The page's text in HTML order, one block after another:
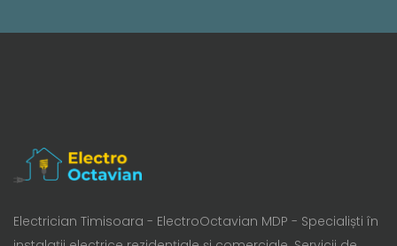
Electrician Timisoara - ElectroOctavian MDP - Specialiști în